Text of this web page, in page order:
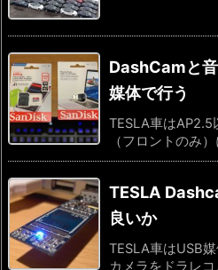
DashCamと
媒体で行う
TESLA車は
（フロントのみ
TESLA
良いか
TESLA車はUSB